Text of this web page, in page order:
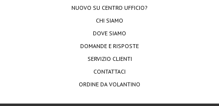
NUOVO SU CENTRO UFFICIO?
CHI SIAMO
DOVE SIAMO
DOMANDE E RISPOSTE
SERVIZIO CLIENTI
CONTATTACI
ORDINE DA VOLANTINO